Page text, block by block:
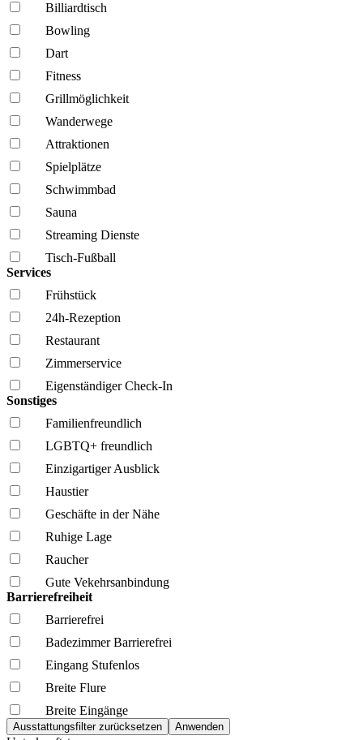
Billiardtisch
Bowling
Dart
Fitness
Grillmöglich­keit
Wanderwege
Attraktionen
Spielplätze
Schwimmbad
Sauna
Streaming Dienste
Tisch-Fußball
Services
Frühstück
24h-Rezeption
Restaurant
Zimmerservice
Eigenständiger Check-In
Sonstiges
Familien­freundlich
LGBTQ+ freundlich
Einzigartiger Ausblick
Haustier
Geschäfte in der Nähe
Ruhige Lage
Raucher
Gute Vekehrsanbindung
Barrierefreiheit
Barrierefrei
Badezimmer Barrierefrei
Eingang Stufenlos
Breite Flure
Breite Eingänge